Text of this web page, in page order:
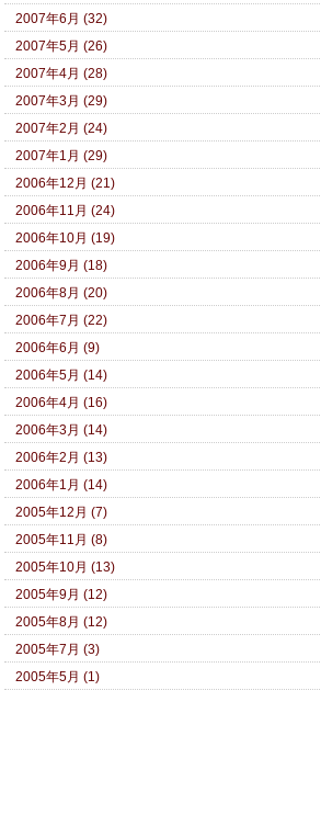
2007年6月 (32)
2007年5月 (26)
2007年4月 (28)
2007年3月 (29)
2007年2月 (24)
2007年1月 (29)
2006年12月 (21)
2006年11月 (24)
2006年10月 (19)
2006年9月 (18)
2006年8月 (20)
2006年7月 (22)
2006年6月 (9)
2006年5月 (14)
2006年4月 (16)
2006年3月 (14)
2006年2月 (13)
2006年1月 (14)
2005年12月 (7)
2005年11月 (8)
2005年10月 (13)
2005年9月 (12)
2005年8月 (12)
2005年7月 (3)
2005年5月 (1)